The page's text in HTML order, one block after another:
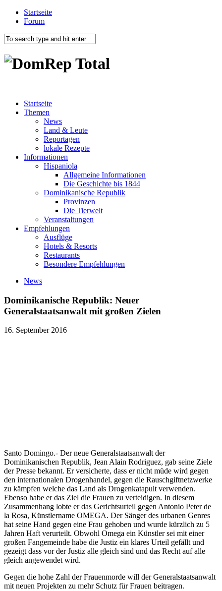
Startseite
Forum
Startseite
Themen
News
Land & Leute
Reportagen
lokale Rezepte
Informationen
Hispaniola
Allgemeine Informationen
Die Geschichte bis 1844
Dominikanische Republik
Provinzen
Die Tierwelt
Veranstaltungen
Empfehlungen
Ausflüge
Hotels & Resorts
Restaurants
Besondere Empfehlungen
News
Dominikanische Republik: Neuer
Generalstaatsanwalt mit großen Zielen
16. September 2016
Santo Domingo.- Der neue Generalstaatsanwalt der
Dominikanischen Republik, Jean Alain Rodriguez, gab seine Ziele
der Presse bekannt. Er versicherte, dass er nicht müde wird gegen
den internationalen Drogenhandel, gegen die Rauschgiftnetzwerke
zu kämpfen welche das Land als Drogenkatapult verwenden.
Ebenso habe er das Ziel die Frauen zu verteidigen. In diesem
Zusammenhang lobte er das Gerichtsurteil gegen Antonio Peter de
la Rosa, Künstlername OMEGA. Der Sänger des urbanen Genres
hat seine Hand gegen eine Frau gehoben und wurde kürzlich zu 5
Jahren Haft verurteilt. Obwohl Omega ein Künstler sei mit einer
großen Fangemeinde habe die Justiz ein klares Urteil gefällt und
gezeigt dass vor der Justiz alle gleich sind und das Recht auf alle
gleich angewendet wird.
Gegen die hohe Zahl der Frauenmorde will der Generalstaatsanwalt
mit neuen Projekten zu mehr Schutz für Frauen beitragen.